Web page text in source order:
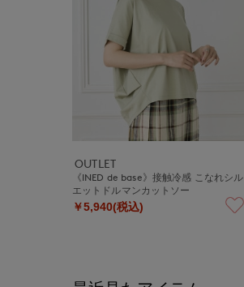
OUTLET
《INED de base》接触冷感 こなれシル
エットドルマンカットソー
￥5,940(税込)